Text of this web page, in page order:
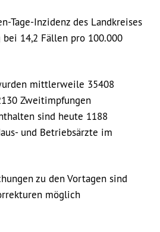
Tage-Inzidenz des Landkreises
bei 14,2 Fällen pro 100.000
mittlerweile 35408
Zweitimpfungen
sind heute 1188
und Betriebsärzte im
zu den Vortagen sind
möglich